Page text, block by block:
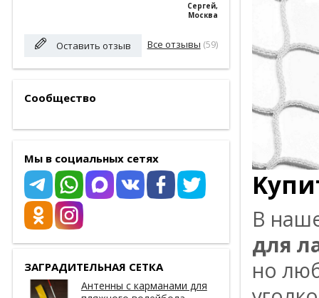
Сергей,
Москва
Оставить отзыв Все отзывы (59)
Сообщество
Мы в социальных сетях
ЗАГРАДИТЕЛЬНАЯ СЕТКА
Антенны с карманами для
B
для
нo